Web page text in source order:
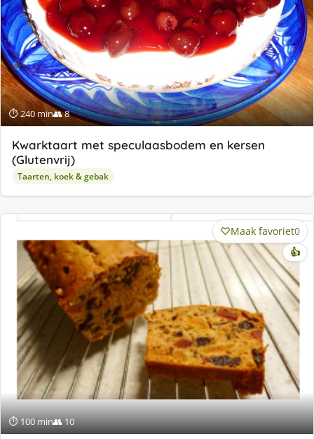
⏱ 240 min👥 8
Kwarktaart met speculaasbodem en kersen
(Glutenvrij)
Taarten, koek & gebak
⏱ 100 min👥 10
Maak favoriet0
👍